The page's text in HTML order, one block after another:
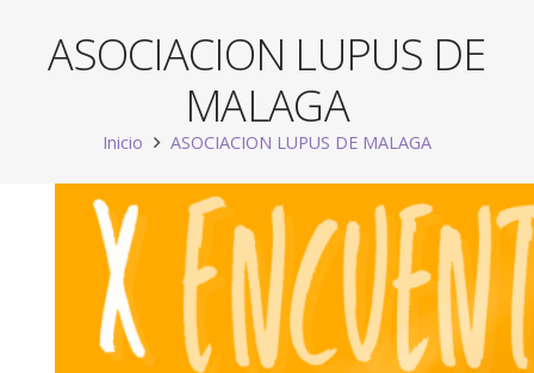
ASOCIACION LUPUS DE
MALAGA
Inicio ASOCIACION LUPUS DE MALAGA